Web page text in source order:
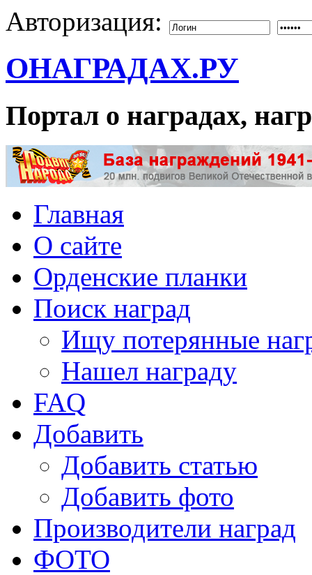
Авторизация:
ОНАГРАДАХ.РУ
Портал о наградах,
Главная
О сайте
Орденские планки
Поиск наград
Ищу потерянные
Нашел награду
FAQ
Добавить
Добавить статью
Добавить фото
Производители наград
ФОТО